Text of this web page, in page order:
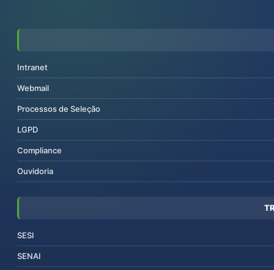
Intranet
Webmail
Processos de Seleção
LGPD
Compliance
Ouvidoria
SESI
SENAI